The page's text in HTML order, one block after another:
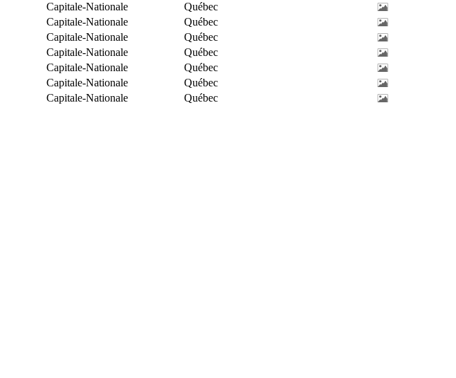
Capitale-Nationale
Québec
Capitale-Nationale
Québec
Capitale-Nationale
Québec
Capitale-Nationale
Québec
Capitale-Nationale
Québec
Capitale-Nationale
Québec
Capitale-Nationale Québec